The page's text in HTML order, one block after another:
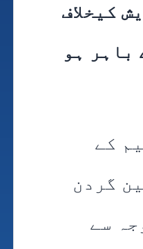
کیخلاف
باہر ہو
کے
گردن
سے